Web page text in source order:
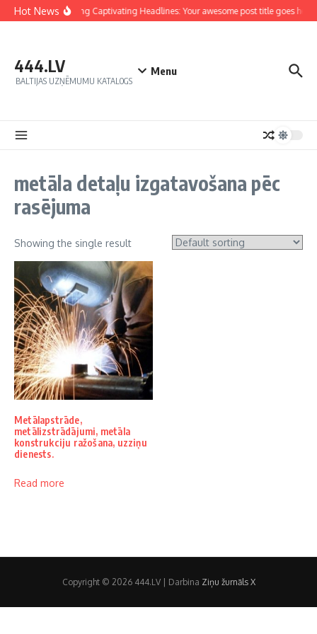
Hot NewsCrafting Captivating Headlines: Your awesome post title goes here
444.LV
BALTIJAS UZŅĒMUMU KATALOGS
Menu
metāla detaļu izgatavošana pēc
rasējuma
Showing the single result
Metālapstrāde,
metālizstrādājumi, metāla
konstrukciju ražošana, uzziņu
dienests.
Read more
Copyright © 2026 444.LV | Darbina Ziņu žurnāls X